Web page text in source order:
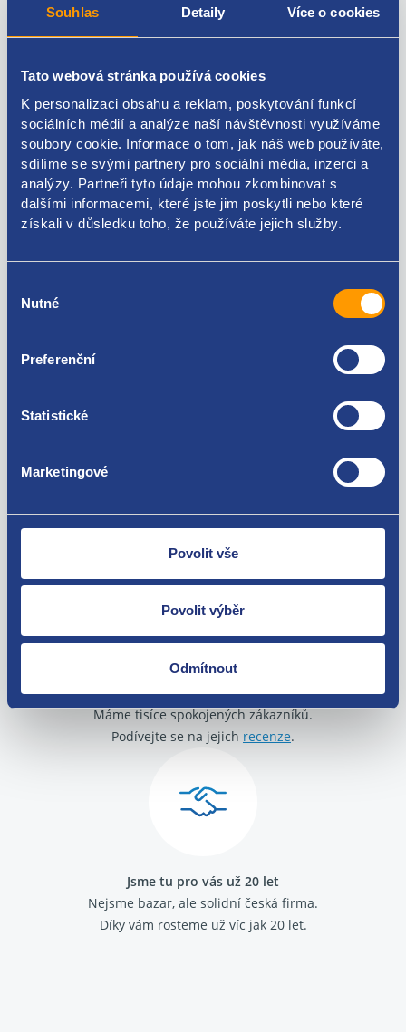
Souhlas Detaily Více o cookies
Tato webová stránka používá cookies
K personalizaci obsahu a reklam, poskytování funkcí
sociálních médií a analýze naší návštěvnosti využíváme
soubory cookie. Informace o tom, jak náš web používáte,
sdílíme se svými partnery pro sociální média, inzerci a
analýzy. Partneři tyto údaje mohou zkombinovat s
dalšími informacemi, které jste jim poskytli nebo které
získali v důsledku toho, že používáte jejich služby.
souhlasu
Nutné
Preferenční
Statistické
Marketingové
Povolit vše
Povolit výběr
Odmítnout
0280156272
Kódy produktu
0280156272
Použitelné pro vozy
Zboží můžete vrátit do 60 dnů od
zakoupení. Nebo vám pošleme náhradu.
O své zákazníky se staráme
Máme tisíce spokojených zákazníků.
Podívejte se na jejich recenze.
Jsme tu pro vás už 20 let
Nejsme bazar, ale solidní česká firma.
Díky vám rosteme už víc jak 20 let.